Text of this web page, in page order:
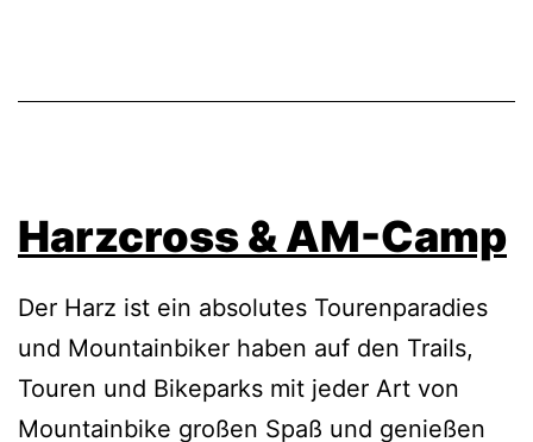
Harzcross & AM-Camp
Der Harz ist ein absolutes Tourenparadies
und Mountainbiker haben auf den Trails,
Touren und Bikeparks mit jeder Art von
Mountainbike großen Spaß und genießen